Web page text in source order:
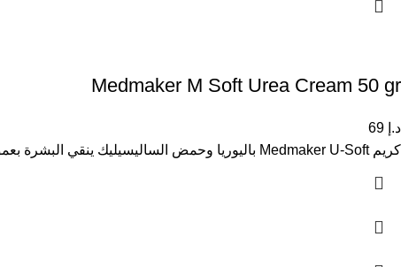
Medmaker M Soft Urea Cream 50 gr
د.إ
كريم Medmaker U-Soft باليوريا وحمض الساليسيليك ينقي البشرة بعمق ويقلل الشوائب، يصغر حجم المسام ويمنع ظهور البثور الجديدة. يمنح بشرة